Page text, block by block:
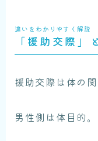
違いをわかりやすく解説
「援助交際」
援助交際は体の
男性側は体目的